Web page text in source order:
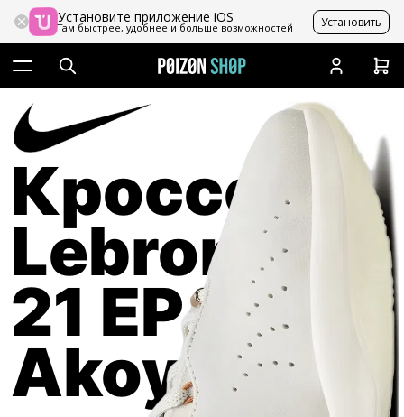
Установите приложение iOS
Там быстрее, удобнее и больше возможностей Установить
Кроссовки
Lebron
21 EP
Akoya